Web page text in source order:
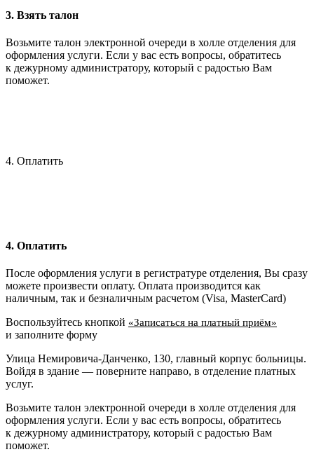
3. Взять талон
Возьмите талон электронной очереди в холле отделения для
оформления услуги. Если у вас есть вопросы, обратитесь
к дежурному администратору, который с радостью Вам
поможет.
4. Оплатить
4. Оплатить
После оформления услуги в регистратуре отделения, Вы сразу
можете произвести оплату. Оплата производится как
наличным, так и безналичным расчетом (Visa, MasterCard)
Воспользуйтесь кнопкой «Записаться на платный приём»
и заполните форму
Улица Немировича-Данченко, 130, главный корпус больницы.
Войдя в здание — поверните направо, в отделение платных
услуг.
Возьмите талон электронной очереди в холле отделения для
оформления услуги. Если у вас есть вопросы, обратитесь
к дежурному администратору, который с радостью Вам
поможет.